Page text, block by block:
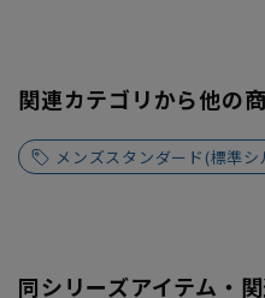
関連カテゴリから他の
メンズスタンダード(標準
同シリーズアイテム・